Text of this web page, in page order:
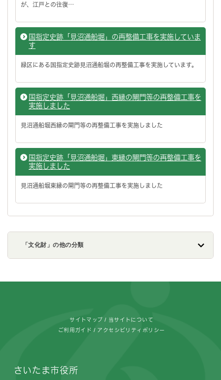
が、江戸との往復…
国指定史跡「見沼通船堀」の再整備工事を実施していま
す
緑区にある国指定史跡見沼通船堀の再整備工事を実施しています。
国指定史跡「見沼通船堀」西縁の閘門等の再整備工事を
実施しました
見沼通船堀西縁の閘門等の再整備工事を実施しました
国指定史跡「見沼通船堀」東縁の閘門等の再整備工事を
実施しました
見沼通船堀東縁の閘門等の再整備工事を実施しました
「文化財」の他の分類
サイトマップ 当サイトについて
ご利用ガイド アクセシビリティポリシー
さいたま市役所